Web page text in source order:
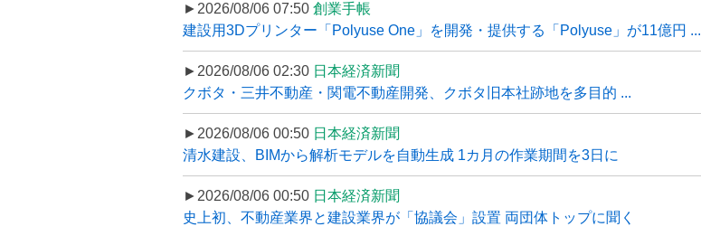
►2026/08/06 07:50 創業手帳
建設用3Dプリンター「Polyuse One」を開発・提供する「Polyuse」が11億円 ...
►2026/08/06 02:30 日本経済新聞
クボタ・三井不動産・関電不動産開発、クボタ旧本社跡地を多目的 ...
►2026/08/06 00:50 日本経済新聞
清水建設、BIMから解析モデルを自動生成 1カ月の作業期間を3日に
►2026/08/06 00:50 日本経済新聞
史上初、不動産業界と建設業界が「協議会」設置 両団体トップに聞く